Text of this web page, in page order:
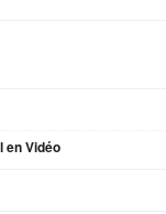
en Vidéo